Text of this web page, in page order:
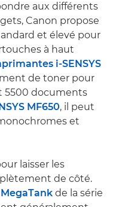
aux différents
Canon propose
et élevé pour
à haut
i-SENSYS
de toner pour
5500 documents
MF650, il peut
et
laisser les
de côté.
de la série